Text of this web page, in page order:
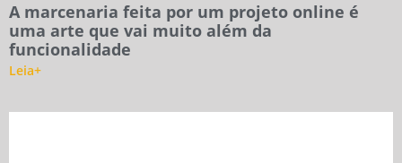
A marcenaria feita por um projeto online é
uma arte que vai muito além da
funcionalidade
Leia+